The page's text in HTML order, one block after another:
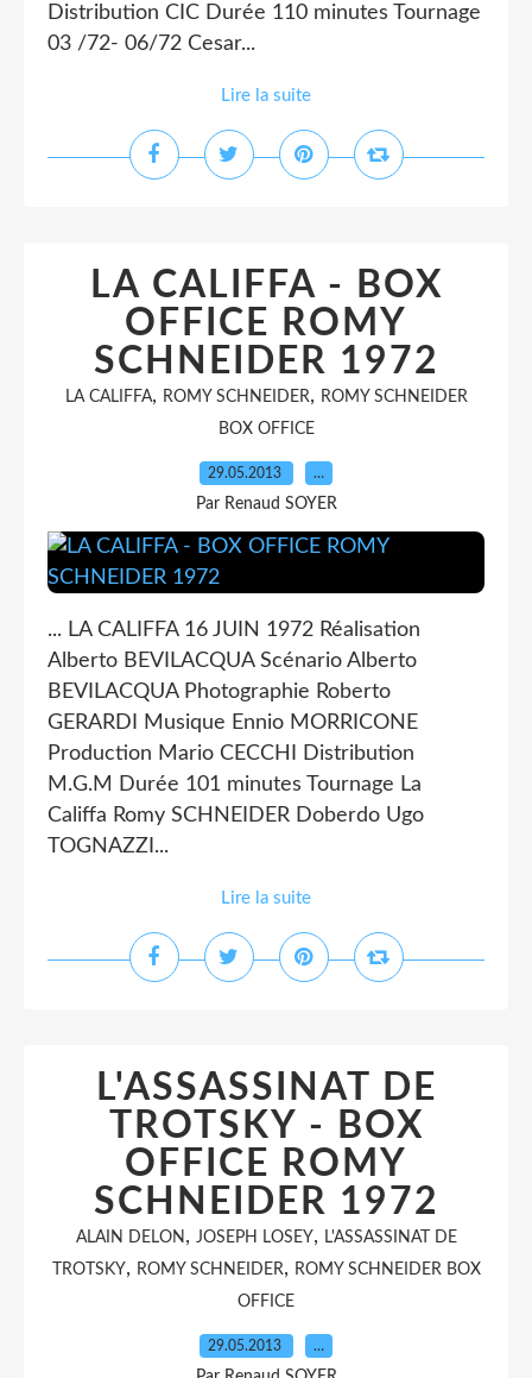
Distribution CIC Durée 110 minutes Tournage
03 /72- 06/72 Cesar...
Lire la suite
LA CALIFFA - BOX
OFFICE ROMY
SCHNEIDER 1972
LA CALIFFA, ROMY SCHNEIDER, ROMY SCHNEIDER
BOX OFFICE
29.05.2013 …
Par Renaud SOYER
... LA CALIFFA 16 JUIN 1972 Réalisation
Alberto BEVILACQUA Scénario Alberto
BEVILACQUA Photographie Roberto
GERARDI Musique Ennio MORRICONE
Production Mario CECCHI Distribution
M.G.M Durée 101 minutes Tournage La
Califfa Romy SCHNEIDER Doberdo Ugo
TOGNAZZI...
Lire la suite
L'ASSASSINAT DE
TROTSKY - BOX
OFFICE ROMY
SCHNEIDER 1972
ALAIN DELON , JOSEPH LOSEY, L'ASSASSINAT DE
TROTSKY, ROMY SCHNEIDER, ROMY SCHNEIDER BOX
OFFICE
29.05.2013 …